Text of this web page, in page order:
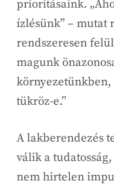
prioritásaink.
ízlésünk” – mutat
rendszeresen
magunk
tükröz-e.”
A lakberendezés
válik a
nem hirtelen